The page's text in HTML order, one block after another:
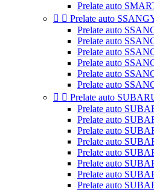
Prelate auto
  Prelate auto
Prelate auto
Prelate auto
Prelate auto
Prelate auto
Prelate auto
Prelate auto
  Prelate auto
Prelate auto
Prelate auto
Prelate auto
Prelate auto
Prelate auto
Prelate auto
Prelate auto
Prelate auto